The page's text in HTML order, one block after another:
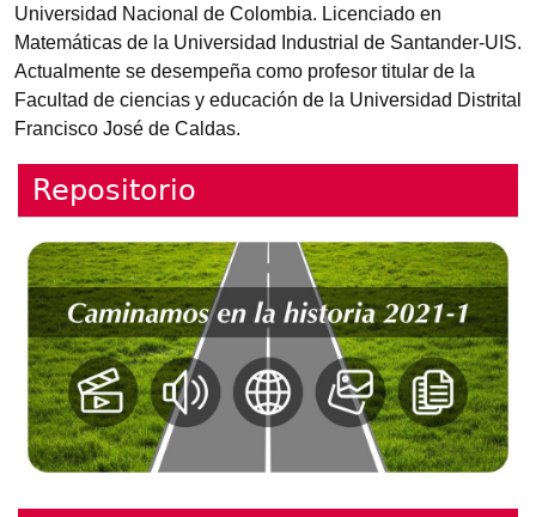
Universidad Nacional de Colombia. Licenciado en
Matemáticas de la Universidad Industrial de Santander-UIS.
Actualmente se desempeña como profesor titular de la
Facultad de ciencias y educación de la Universidad Distrital
Francisco José de Caldas.
Repositorio